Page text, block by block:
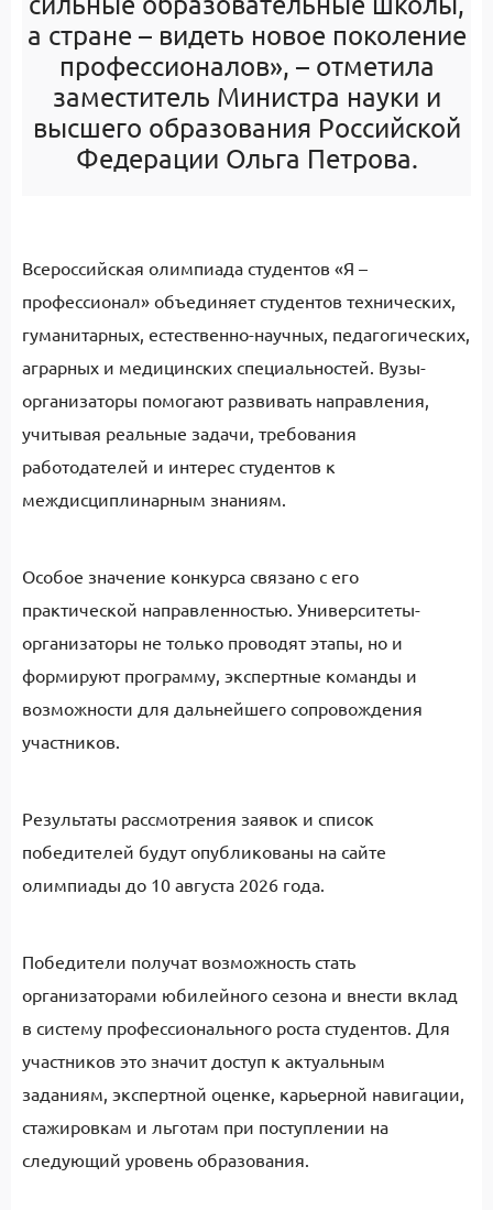
а стране – видеть новое поколение
профессионалов», – отметила
заместитель Министра науки и
высшего образования Российской
Федерации Ольга Петрова.
Всероссийская олимпиада студентов «Я –
профессионал» объединяет студентов технических,
гуманитарных, естественно-научных, педагогических,
аграрных и медицинских специальностей. Вузы-
организаторы помогают развивать направления,
учитывая реальные задачи, требования
работодателей и интерес студентов к
междисциплинарным знаниям.
Особое значение конкурса связано с его
практической направленностью. Университеты-
организаторы не только проводят этапы, но и
формируют программу, экспертные команды и
возможности для дальнейшего сопровождения
участников.
Результаты рассмотрения заявок и список
победителей будут опубликованы на сайте
олимпиады до 10 августа 2026 года.
Победители получат возможность стать
организаторами юбилейного сезона и внести вклад
в систему профессионального роста студентов. Для
участников это значит доступ к актуальным
заданиям, экспертной оценке, карьерной навигации,
стажировкам и льготам при поступлении на
следующий уровень образования.